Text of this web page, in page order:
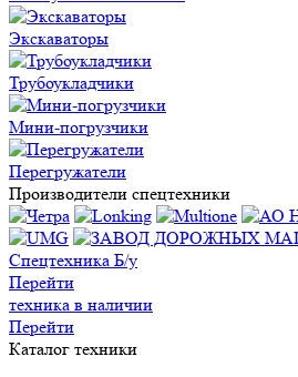
Экскаваторы
Трубоукладчики
Мини-погрузчики
Перегружатели
Производители спецтехники
Спецтехника Б/у
Перейти
техника в наличии
Перейти
Каталог техники